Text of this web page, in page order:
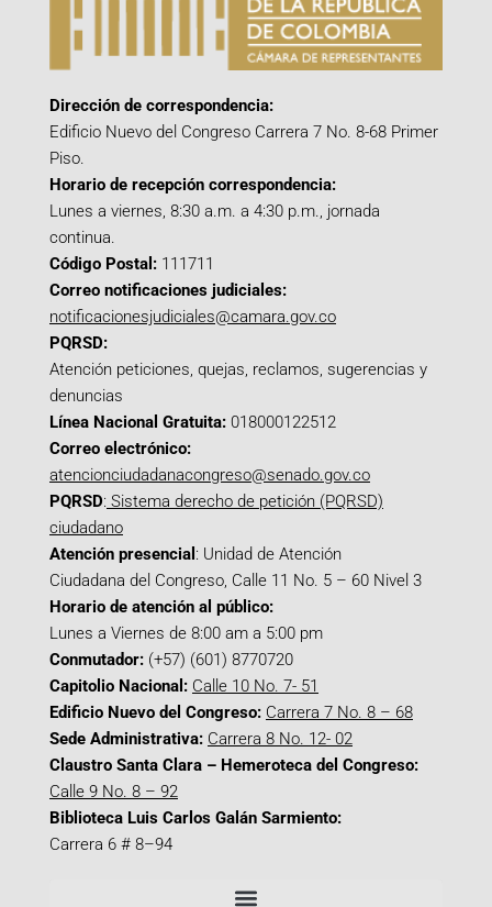
Dirección de correspondencia:
Edificio Nuevo del Congreso Carrera 7 No. 8-68 Primer
Piso.
Horario de recepción correspondencia:
Lunes a viernes, 8:30 a.m. a 4:30 p.m., jornada
continua.
Código Postal: 111711
Correo notificaciones judiciales:
notificacionesjudiciales@camara.gov.co
PQRSD:
Atención peticiones, quejas, reclamos, sugerencias y
denuncias
Línea Nacional Gratuita: 018000122512
Correo electrónico:
atencionciudadanacongreso@senado.gov.co
PQRSD: Sistema derecho de petición (PQRSD)
ciudadano
Atención presencial : Unidad de Atención
Ciudadana del Congreso, Calle 11 No. 5 – 60 Nivel 3
Horario de atención al público:
Lunes a Viernes de 8:00 am a 5:00 pm
Conmutador: (+57) (601) 8770720
Capitolio Nacional: Calle 10 No. 7- 51
Edificio Nuevo del Congreso: Carrera 7 No. 8 – 68
Sede Administrativa: Carrera 8 No. 12- 02
Claustro Santa Clara – Hemeroteca del Congreso:
Calle 9 No. 8 – 92
Biblioteca Luis Carlos Galán Sarmiento:
Carrera 6 # 8–94